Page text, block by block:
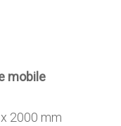
mobile
2000 mm